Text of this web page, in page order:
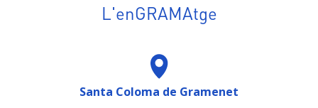
L'enGRAMAtge
Santa Coloma de Gramenet